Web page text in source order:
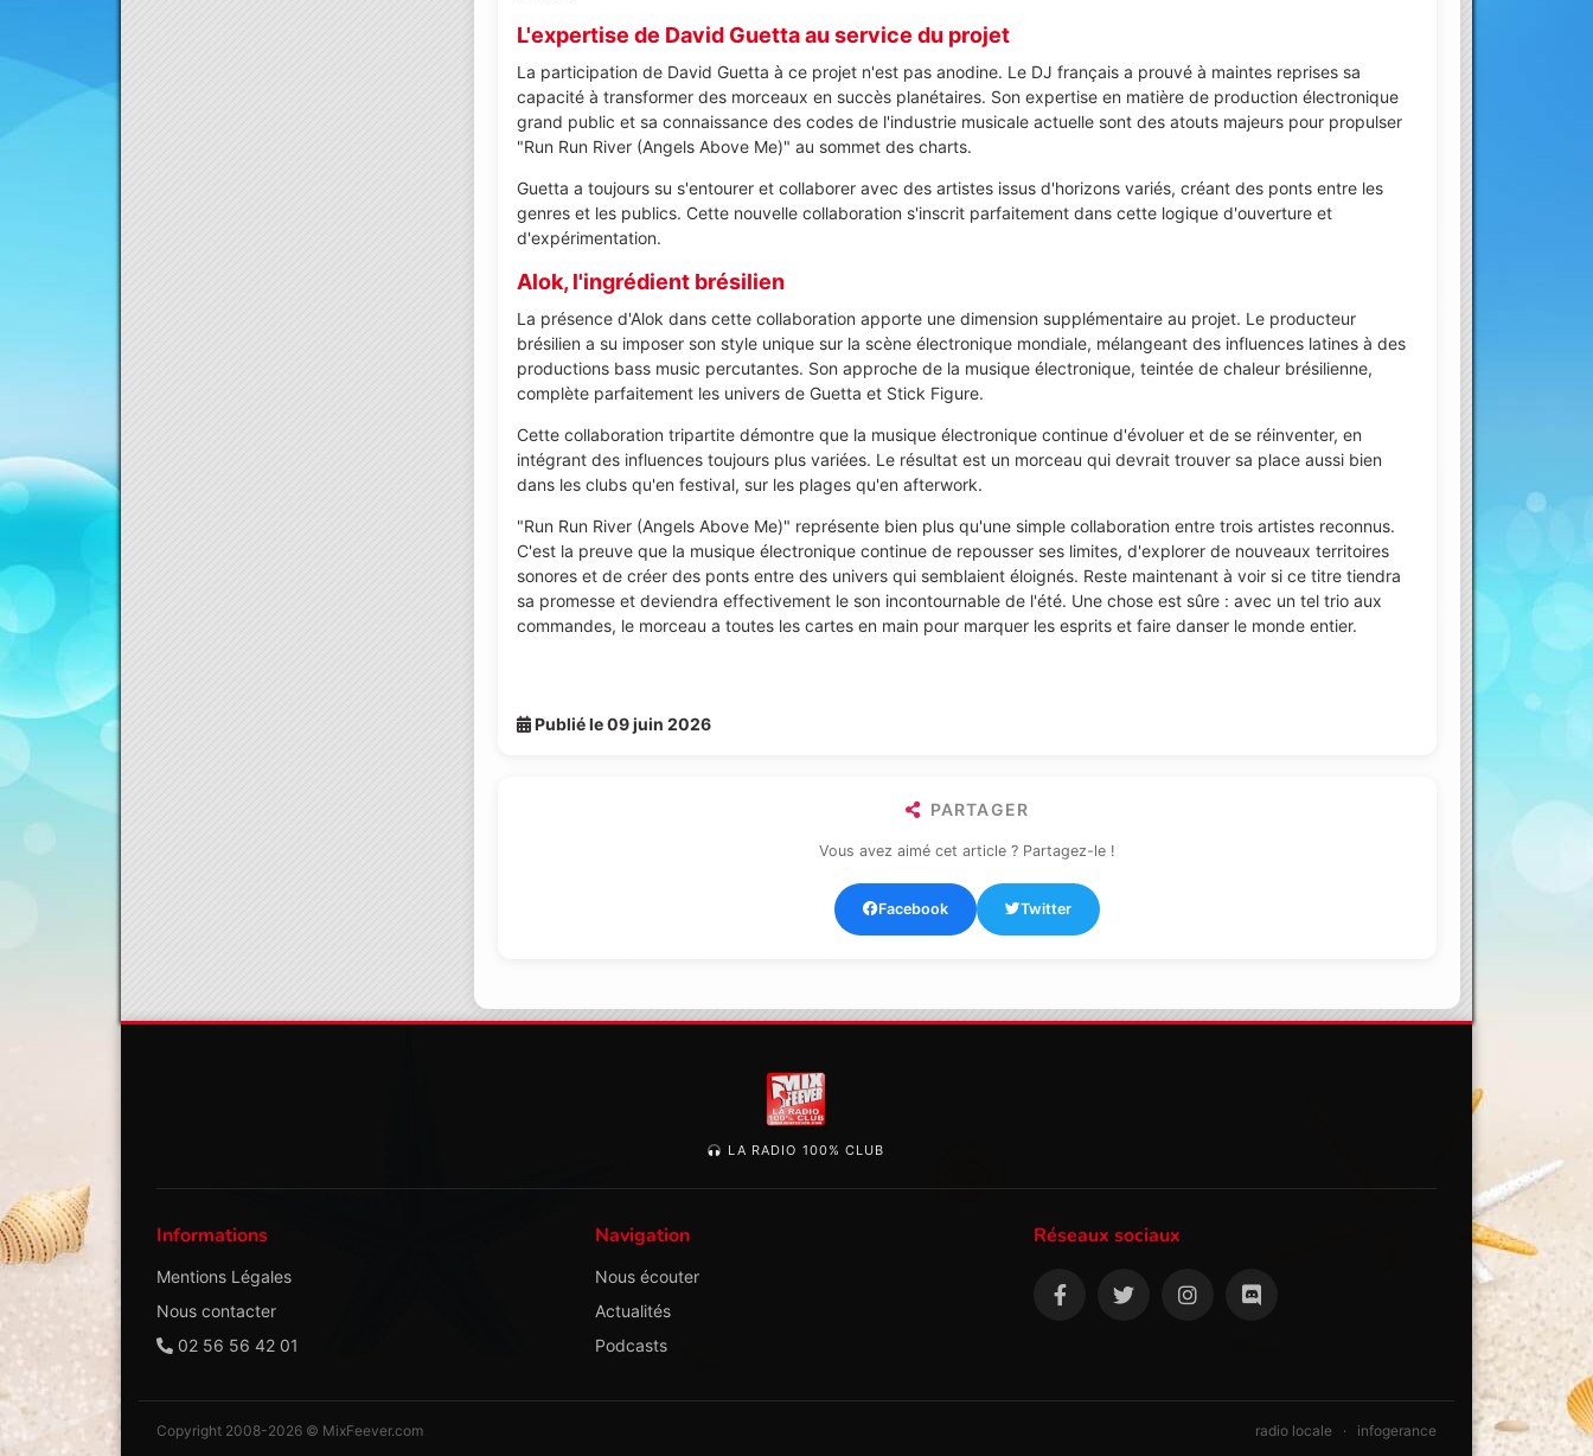
L'expertise de David Guetta au service du projet
La participation de David Guetta à ce projet n'est pas anodine. Le DJ français a prouvé à maintes reprises sa
capacité à transformer des morceaux en succès planétaires. Son expertise en matière de production électronique
grand public et sa connaissance des codes de l'industrie musicale actuelle sont des atouts majeurs pour propulser
"Run Run River (Angels Above Me)" au sommet des charts.
Guetta a toujours su s'entourer et collaborer avec des artistes issus d'horizons variés, créant des ponts entre les
genres et les publics. Cette nouvelle collaboration s'inscrit parfaitement dans cette logique d'ouverture et
d'expérimentation.
Alok, l'ingrédient brésilien
La présence d'Alok dans cette collaboration apporte une dimension supplémentaire au projet. Le producteur
brésilien a su imposer son style unique sur la scène électronique mondiale, mélangeant des influences latines à des
productions bass music percutantes. Son approche de la musique électronique, teintée de chaleur brésilienne,
complète parfaitement les univers de Guetta et Stick Figure.
Cette collaboration tripartite démontre que la musique électronique continue d'évoluer et de se réinventer, en
intégrant des influences toujours plus variées. Le résultat est un morceau qui devrait trouver sa place aussi bien
dans les clubs qu'en festival, sur les plages qu'en afterwork.
"Run Run River (Angels Above Me)" représente bien plus qu'une simple collaboration entre trois artistes reconnus.
C'est la preuve que la musique électronique continue de repousser ses limites, d'explorer de nouveaux territoires
sonores et de créer des ponts entre des univers qui semblaient éloignés. Reste maintenant à voir si ce titre tiendra
sa promesse et deviendra effectivement le son incontournable de l'été. Une chose est sûre : avec un tel trio aux
commandes, le morceau a toutes les cartes en main pour marquer les esprits et faire danser le monde entier.
Publié le 09 juin 2026
PARTAGER
Vous avez aimé cet article ? Partagez-le !
Facebook Twitter
LA RADIO 100% CLUB
Informations
Mentions Légales
Nous contacter
02 56 56 42 01
Navigation
Nous écouter
Actualités
Podcasts
Réseaux sociaux
Copyright 2008-2026 © MixFeever.com radio locale · infogerance